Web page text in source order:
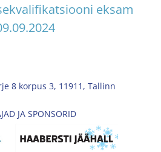
eksam
8 korpus 3, 11911, Tallinn
JA SPONSORID